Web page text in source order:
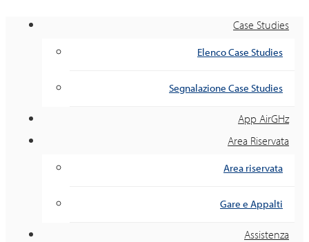
Case Studies
Elenco Case Studies
Segnalazione Case Studies
App AirGHz
Area Riservata
Area riservata
Gare e Appalti
Assistenza